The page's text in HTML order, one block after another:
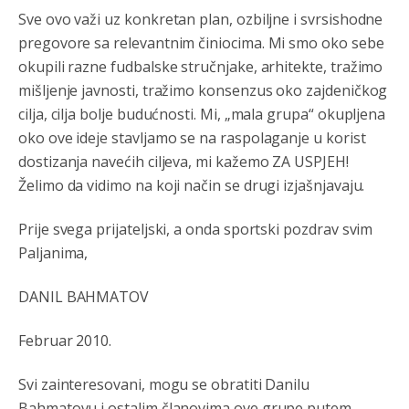
Sve ovo važi uz konkretan plan, ozbiljne i svrsishodne
pregovore sa relevantnim činiocima. Mi smo oko sebe
okupili razne fudbalske stručnjake, arhitekte, tražimo
mišljenje javnosti, tražimo konsenzus oko zajdeničkog
cilja, cilja bolje budućnosti. Mi, „mala grupa“ okupljena
oko ove ideje stavljamo se na raspolaganje u korist
dostizanja navećih ciljeva, mi kažemo ZA USPJEH!
Želimo da vidimo na koji način se drugi izjašnjavaju.
Prije svega prijateljski, a onda sportski pozdrav svim
Paljanima,
DANIL BAHMATOV
Februar 2010.
Svi zainteresovani, mogu se obratiti Danilu
Анонимно2808843 8/6/2026 6:20
reconquista
Анонимно2810587 јуче 11:11
Evo dasak vijetra s Romanije,neko iz publike povika,ma
pusti ih ciganija...pocetkom ovog vjeka,neko rece za
Radovana i Ratka kaki su oni srbi...i poce dalje da
besjedi znam ja dobro sta je bilo u Ag-ci...
Proguglajte
O kako su cudni lvi ljudi,uzeli bi sve da mogu...a ja srce
na iso ce mjesto leci!
Nije u svijetu problem,nahraniti siromasnd,kako nahraniti